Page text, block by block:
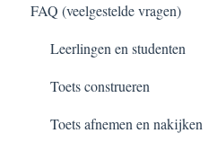
Toetsen archiveren
RTTI koppeling en export
FAQ (veelgestelde vragen)
Leerlingen en studenten
Toets construeren
Toets afnemen en nakijken